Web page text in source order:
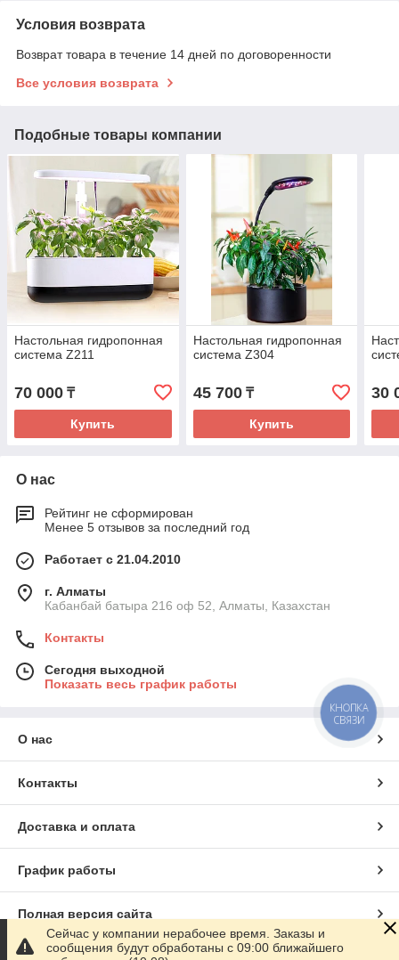
Условия возврата
Возврат товара в течение 14 дней по договоренности
Все условия возврата
Подобные товары компании
Настольная гидропонная
система Z211
70 000 ₸
Купить
Настольная гидропонная
система Z304
45 700₸
Купить
30
О нас
Рейтинг не сформирован
Менее 5 отзывов за последний год
Работает с 21.04.2010
г. Алматы
Кабанбай батыра 216 оф 52, Алматы, Казахстан
Контакты
Сегодня выходной
Показать весь график работы
О нас
Контакты
Доставка и оплата
График работы
Полная версия сайта
Сейчас у компании нерабочее время. Заказы и
сообщения будут обработаны с 09:00 ближайшего
КНОПКА
СВЯЗИ